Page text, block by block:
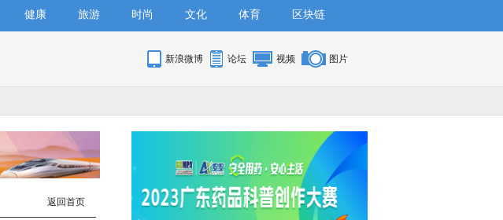
健康 旅游 时尚 文化 体育 区块链
新浪微博 论坛 视频 图片
返回首页